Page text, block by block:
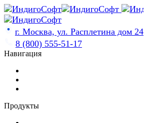
Skip
to
content
г. Москва, ул. Расплетина дом 24
8 (800) 555-51-17
Навигация
Продукты